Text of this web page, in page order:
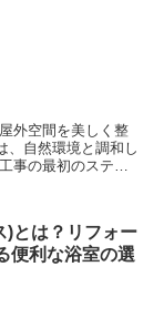
的な知識と技術を
事を進めることが
事には適切な予算
す。例えば、ある
ます。この場
に、他の建物やリ
。 坪単価
します。高級な素
があります。ま
。都心部や人気の
を理解
非常に重要です。
す。 坪単価
、予算管理や見積も
している方は、坪単
すめします。
、自然環境と調和し
えます。また、必要
整備します。 そ
いて非常に重要な要
花壇を配置しま
)とは？リフォー
便利な浴室の選